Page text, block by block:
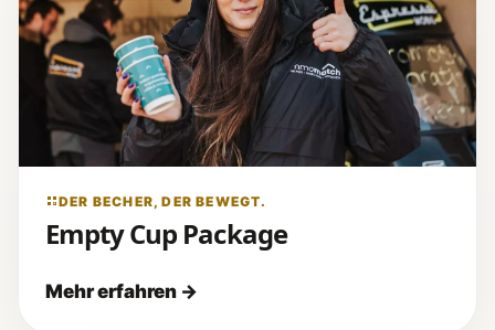
DER BECHER, DER BEWEGT.
Empty Cup Package